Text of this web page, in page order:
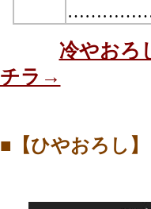
冷やおろ
チラ→
■【ひやおろし